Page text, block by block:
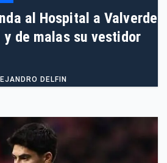
al Hospital a Valverde
y de malas su vestidor
DELFIN